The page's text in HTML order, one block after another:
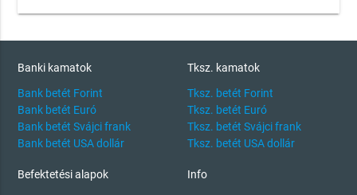
Banki kamatok
Bank betét Forint
Bank betét Euró
Bank betét Svájci frank
Bank betét USA dollár
Tksz. kamatok
Tksz. betét Forint
Tksz. betét Euró
Tksz. betét Svájci frank
Tksz. betét USA dollár
Befektetési alapok
Info